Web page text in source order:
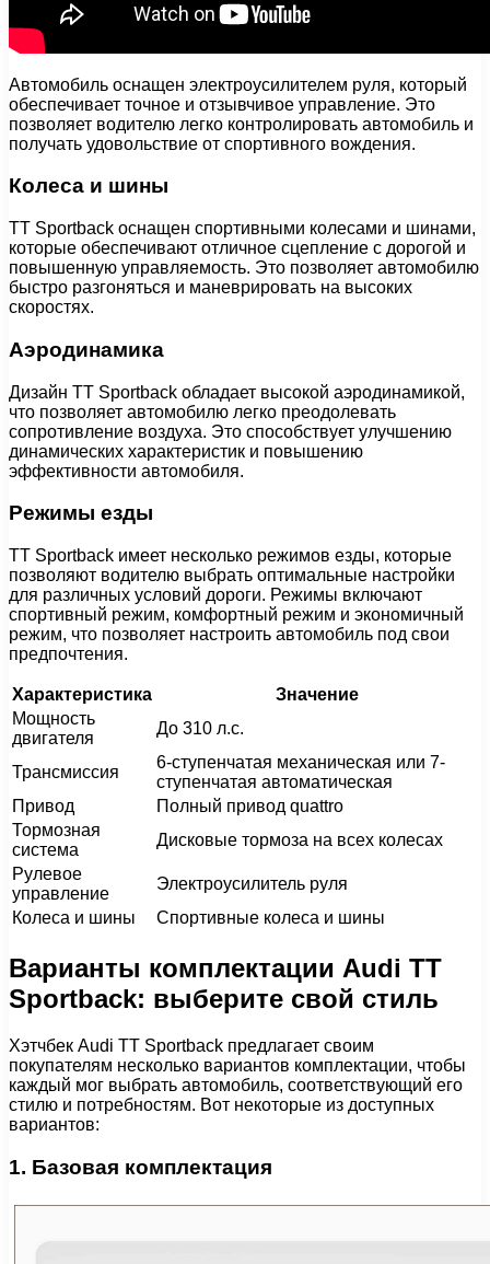
Автомобиль оснащен электроусилителем руля, который
обеспечивает точное и отзывчивое управление. Это
позволяет водителю легко контролировать автомобиль и
получать удовольствие от спортивного вождения.
Колеса и шины
TT Sportback оснащен спортивными колесами и шинами,
которые обеспечивают отличное сцепление с дорогой и
повышенную управляемость. Это позволяет автомобилю
быстро разгоняться и маневрировать на высоких
скоростях.
Аэродинамика
Дизайн TT Sportback обладает высокой аэродинамикой,
что позволяет автомобилю легко преодолевать
сопротивление воздуха. Это способствует улучшению
динамических характеристик и повышению
эффективности автомобиля.
Режимы езды
TT Sportback имеет несколько режимов езды, которые
позволяют водителю выбрать оптимальные настройки
для различных условий дороги. Режимы включают
спортивный режим, комфортный режим и экономичный
режим, что позволяет настроить автомобиль под свои
предпочтения.
Характеристика
Значение
Мощность
двигателя
До 310 л.с.
Трансмиссия
6-ступенчатая механическая или 7-
ступенчатая автоматическая
Привод
Полный привод quattro
Тормозная
система
Дисковые тормоза на всех колесах
Рулевое
управление
Электроусилитель руля
Колеса и шины
Спортивные колеса и шины
Варианты комплектации Audi TT
Sportback: выберите свой стиль
Хэтчбек Audi TT Sportback предлагает своим
покупателям несколько вариантов комплектации, чтобы
каждый мог выбрать автомобиль, соответствующий его
стилю и потребностям. Вот некоторые из доступных
вариантов:
1. Базовая комплектация